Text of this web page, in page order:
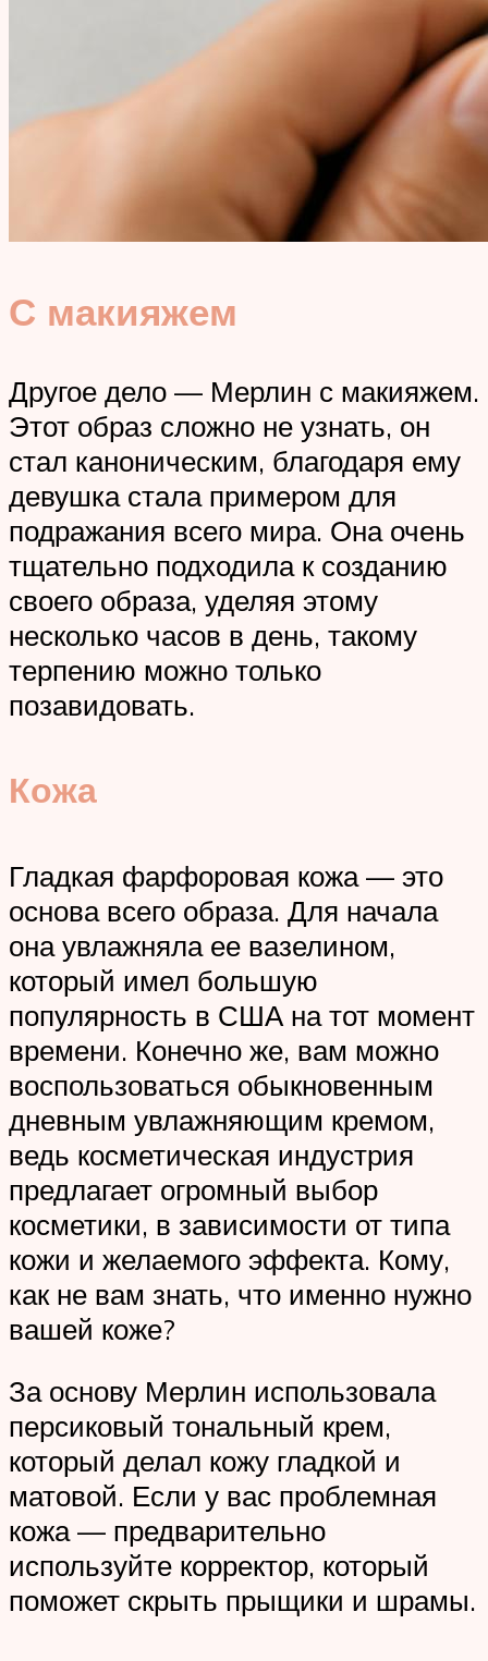
С макияжем
Другое дело — Мерлин с макияжем.
Этот образ сложно не узнать, он
стал каноническим, благодаря ему
девушка стала примером для
подражания всего мира. Она очень
тщательно подходила к созданию
своего образа, уделяя этому
несколько часов в день, такому
терпению можно только
позавидовать.
Кожа
Гладкая фарфоровая кожа — это
основа всего образа. Для начала
она увлажняла ее вазелином,
который имел большую
популярность в США на тот момент
времени. Конечно же, вам можно
воспользоваться обыкновенным
дневным увлажняющим кремом,
ведь косметическая индустрия
предлагает огромный выбор
косметики, в зависимости от типа
кожи и желаемого эффекта. Кому,
как не вам знать, что именно нужно
вашей коже?
За основу Мерлин использовала
персиковый тональный крем,
который делал кожу гладкой и
матовой. Если у вас проблемная
кожа — предварительно
используйте корректор, который
поможет скрыть прыщики и шрамы.